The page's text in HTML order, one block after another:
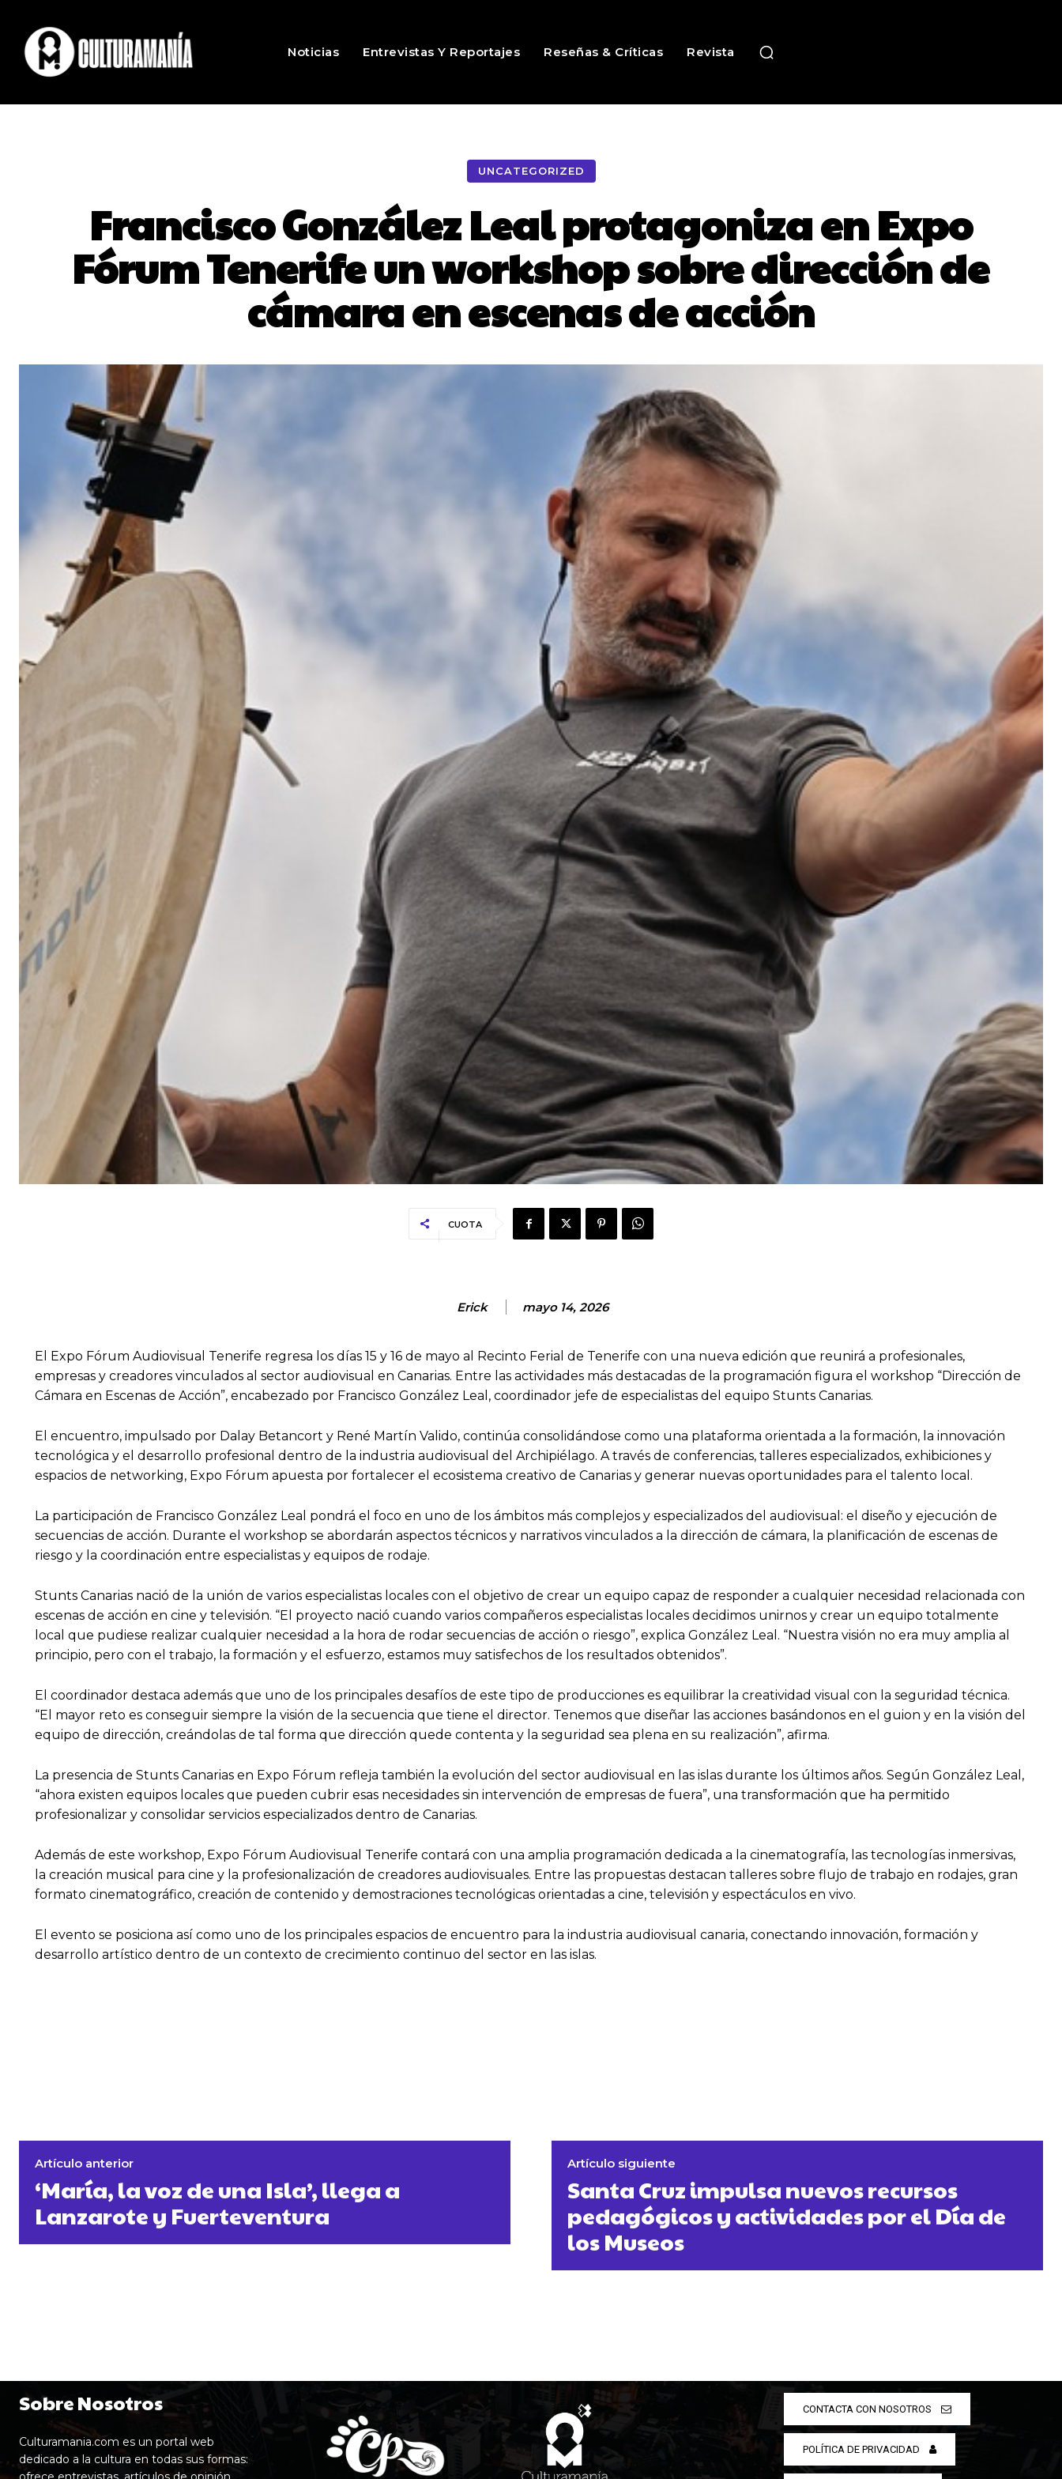
Noticias Entrevistas Y Reportajes Reseñas & Críticas Revista
UNCATEGORIZED
Francisco González Leal protagoniza en Expo
Fórum Tenerife un workshop sobre dirección de
cámara en escenas de acción
CUOTA
Erick mayo 14, 2026
El Expo Fórum Audiovisual Tenerife regresa los días 15 y 16 de mayo al Recinto Ferial de Tenerife con una nueva edición que reunirá a profesionales,
empresas y creadores vinculados al sector audiovisual en Canarias. Entre las actividades más destacadas de la programación figura el workshop “Dirección de
Cámara en Escenas de Acción”, encabezado por Francisco González Leal, coordinador jefe de especialistas del equipo Stunts Canarias.
El encuentro, impulsado por Dalay Betancort y René Martín Valido, continúa consolidándose como una plataforma orientada a la formación, la innovación
tecnológica y el desarrollo profesional dentro de la industria audiovisual del Archipiélago. A través de conferencias, talleres especializados, exhibiciones y
espacios de networking, Expo Fórum apuesta por fortalecer el ecosistema creativo de Canarias y generar nuevas oportunidades para el talento local.
La participación de Francisco González Leal pondrá el foco en uno de los ámbitos más complejos y especializados del audiovisual: el diseño y ejecución de
secuencias de acción. Durante el workshop se abordarán aspectos técnicos y narrativos vinculados a la dirección de cámara, la planificación de escenas de
riesgo y la coordinación entre especialistas y equipos de rodaje.
Stunts Canarias nació de la unión de varios especialistas locales con el objetivo de crear un equipo capaz de responder a cualquier necesidad relacionada con
escenas de acción en cine y televisión. “El proyecto nació cuando varios compañeros especialistas locales decidimos unirnos y crear un equipo totalmente
local que pudiese realizar cualquier necesidad a la hora de rodar secuencias de acción o riesgo”, explica González Leal. “Nuestra visión no era muy amplia al
principio, pero con el trabajo, la formación y el esfuerzo, estamos muy satisfechos de los resultados obtenidos”.
El coordinador destaca además que uno de los principales desafíos de este tipo de producciones es equilibrar la creatividad visual con la seguridad técnica.
“El mayor reto es conseguir siempre la visión de la secuencia que tiene el director. Tenemos que diseñar las acciones basándonos en el guion y en la visión del
equipo de dirección, creándolas de tal forma que dirección quede contenta y la seguridad sea plena en su realización”, afirma.
La presencia de Stunts Canarias en Expo Fórum refleja también la evolución del sector audiovisual en las islas durante los últimos años. Según González Leal,
“ahora existen equipos locales que pueden cubrir esas necesidades sin intervención de empresas de fuera”, una transformación que ha permitido
profesionalizar y consolidar servicios especializados dentro de Canarias.
Además de este workshop, Expo Fórum Audiovisual Tenerife contará con una amplia programación dedicada a la cinematografía, las tecnologías inmersivas,
la creación musical para cine y la profesionalización de creadores audiovisuales. Entre las propuestas destacan talleres sobre flujo de trabajo en rodajes, gran
formato cinematográfico, creación de contenido y demostraciones tecnológicas orientadas a cine, televisión y espectáculos en vivo.
El evento se posiciona así como uno de los principales espacios de encuentro para la industria audiovisual canaria, conectando innovación, formación y
desarrollo artístico dentro de un contexto de crecimiento continuo del sector en las islas.
Artículo anterior
‘María, la voz de una Isla’, llega a
Lanzarote y Fuerteventura
Artículo siguiente
Santa Cruz impulsa nuevos recursos
pedagógicos y actividades por el Día de
los Museos
Sobre Nosotros
Culturamania.com es un portal web
dedicado a la cultura en todas sus formas:
CONTACTA CON NOSOTROS
POLÍTICA DE PRIVACIDAD